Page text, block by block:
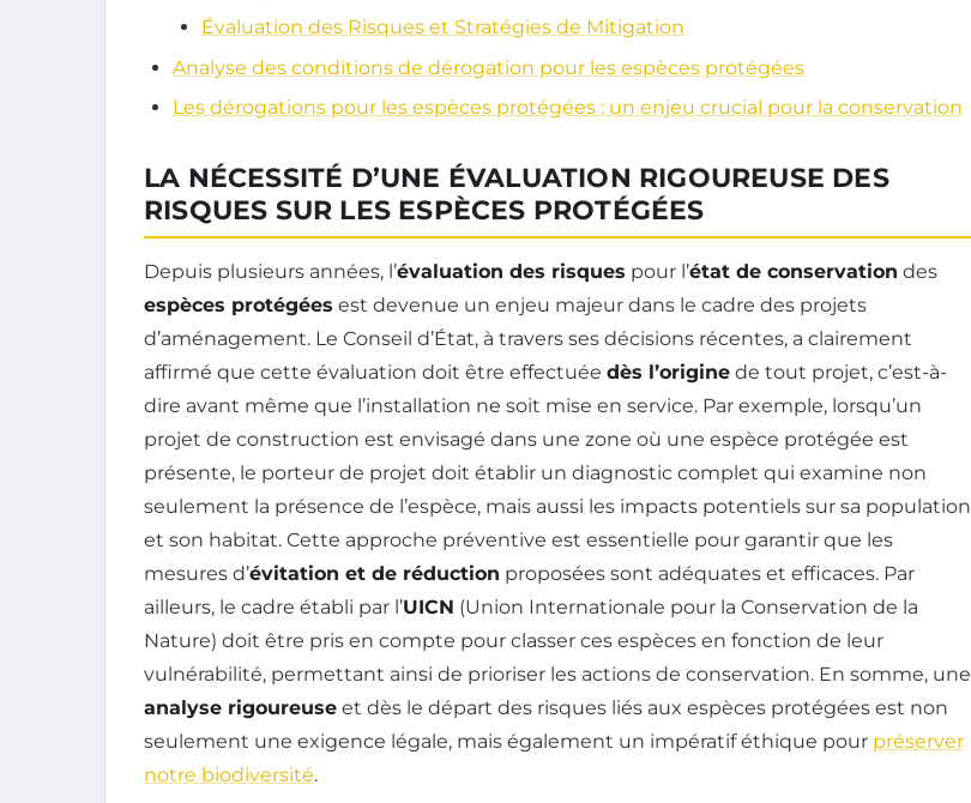
Évaluation des Risques et Stratégies de Mitigation
Analyse des conditions de dérogation pour les espèces protégées
Les dérogations pour les espèces protégées : un enjeu crucial pour la conservation
LA NÉCESSITÉ D’UNE ÉVALUATION RIGOUREUSE DES
RISQUES SUR LES ESPÈCES PROTÉGÉES
Depuis plusieurs années, l’évaluation des risques pour l’état de conservation des
espèces protégées est devenue un enjeu majeur dans le cadre des projets
d’aménagement. Le Conseil d’État, à travers ses décisions récentes, a clairement
affirmé que cette évaluation doit être effectuée dès l’origine de tout projet, c’est-à-
dire avant même que l’installation ne soit mise en service. Par exemple, lorsqu’un
projet de construction est envisagé dans une zone où une espèce protégée est
présente, le porteur de projet doit établir un diagnostic complet qui examine non
seulement la présence de l’espèce, mais aussi les impacts potentiels sur sa population
et son habitat. Cette approche préventive est essentielle pour garantir que les
mesures d’évitation et de réduction proposées sont adéquates et efficaces. Par
ailleurs, le cadre établi par l’UICN (Union Internationale pour la Conservation de la
Nature) doit être pris en compte pour classer ces espèces en fonction de leur
vulnérabilité, permettant ainsi de prioriser les actions de conservation. En somme, une
analyse rigoureuse et dès le départ des risques liés aux espèces protégées est non
seulement une exigence légale, mais également un impératif éthique pour préserver
notre biodiversité.